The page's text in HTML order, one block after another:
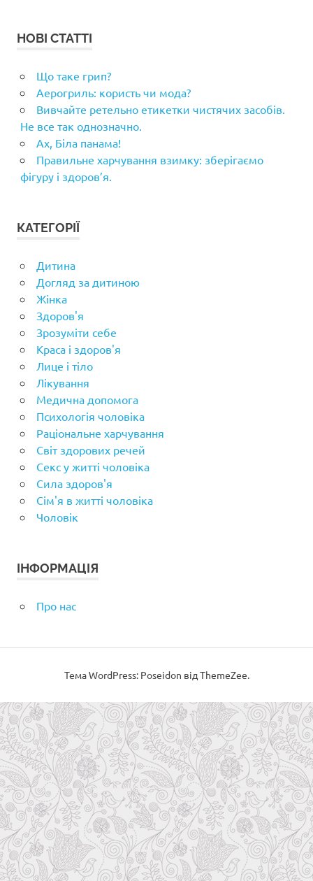
НОВІ СТАТТІ
Що таке грип?
Аерогриль: користь чи мода?
Вивчайте ретельно етикетки чистячих засобів.
Не все так однозначно.
Ах, Біла панама!
Правильне харчування взимку: зберігаємо
фігуру і здоров’я.
КАТЕГОРІЇ
Дитина
Догляд за дитиною
Жінка
Здоров'я
Зрозуміти себе
Краса і здоров'я
Лице і тіло
Лікування
Медична допомога
Психологія чоловіка
Раціональне харчування
Світ здорових речей
Секс у житті чоловіка
Сила здоров'я
Сім'я в житті чоловіка
Чоловік
ІНФОРМАЦІЯ
Про нас
Тема WordPress: Poseidon від ThemeZee.